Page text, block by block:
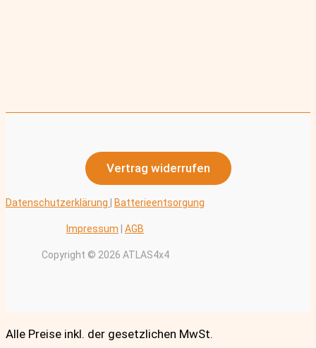
Vertrag widerrufen
Datenschutzerklärung Batterieentsorgung
Impressum AGB
Copyright © 2026 ATLAS4x4
Alle Preise inkl. der gesetzlichen MwSt.